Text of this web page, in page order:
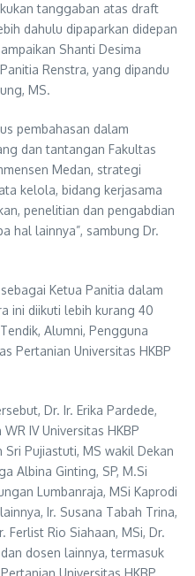
tanggaban atas draft
dahulu dipaparkan didepan
Shanti Desima
Renstra, yang dipandu
MS.
pembahasan dalam
dan tantangan Fakultas
Medan, strategi
kelola, bidang kerjasama
penelitian dan pengabdian
hal lainnya”, sambung Dr.
Ketua Panitia dalam
ini diikuti lebih kurang 40
Alumni, Pengguna
Pertanian Universitas HKBP
Dr. Ir. Erika Pardede,
IV Universitas HKBP
Sri Pujiastuti, MS wakil Dekan
Albina Ginting, SP, M.Si
Lumbanraja, MSi Kaprodi
Ir. Susana Tabah Trina,
Ferlist Rio Siahaan, MSi, Dr.
dosen lainnya, termasuk
Universitas HKBP